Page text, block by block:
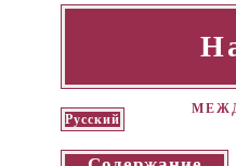
Русский